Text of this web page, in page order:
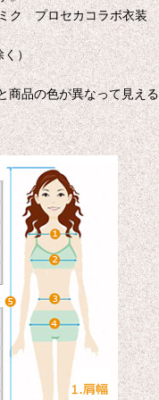
ミク プロセカコラボ
く）
商品の色が異なって見え